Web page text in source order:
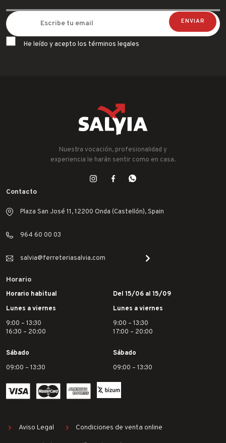
He leído y acepto los términos legales
Nuestra vocación, profesionalidad y
experiencia le harán sentir como en casa.
Contacto
Plaza San José 11, 12200 Onda (Castellón), Spain
964 60 00 03
salvia@ferreteriasalvia.com
Horario
Horario habitual
Lunes a viernes
9:00 – 13:30
16:30 – 20:00
Sábado
09:00 – 13:30
Del 15/06 al 15/09
Lunes a viernes
9:00 – 13:30
17:00 – 20:00
Sábado
09:00 – 13:30
Aviso Legal Condiciones de venta online